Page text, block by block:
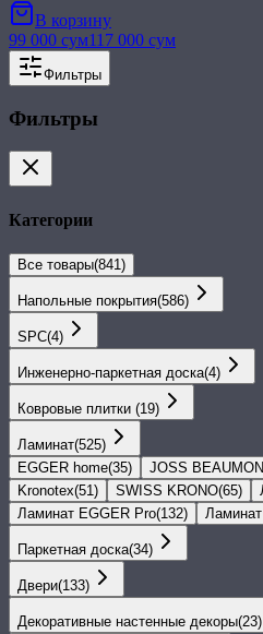
В корзину
99 000 сум117 000 сум
Фильтры
Фильтры
Категории
Все товары(841 )
Напольные покрытия(586)
SPС(4)
Инженерно-паркетная доска(4)
Ковровые плитки (19)
Ламинат(525)
EGGER home(35) JOSS
Kronotex(51 ) SWISS KRONO(65)
Ламинат EGGER Pro(132)
Паркетная доска(34)
Двери(133)
Декоративные настенные декоры(23)